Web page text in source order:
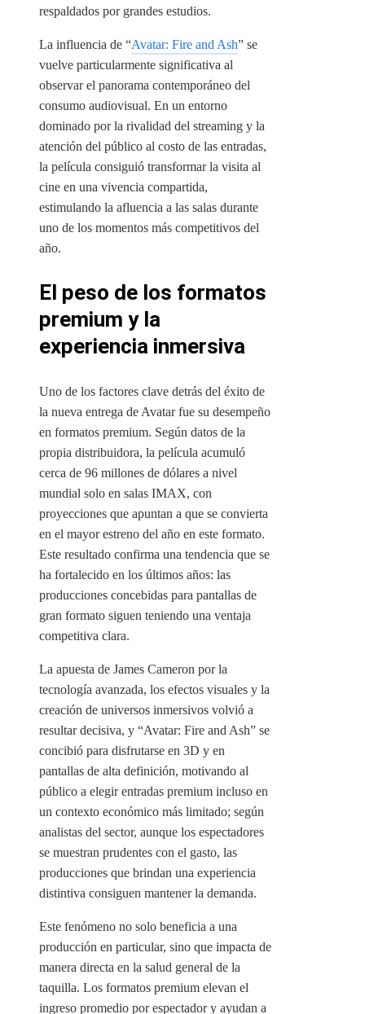
respaldados por grandes estudios.
La influencia de “Avatar: Fire and Ash” se
vuelve particularmente significativa al
observar el panorama contemporáneo del
consumo audiovisual. En un entorno
dominado por la rivalidad del streaming y la
atención del público al costo de las entradas,
la película consiguió transformar la visita al
cine en una vivencia compartida,
estimulando la afluencia a las salas durante
uno de los momentos más competitivos del
año.
El peso de los formatos
premium y la
experiencia inmersiva
Uno de los factores clave detrás del éxito de
la nueva entrega de Avatar fue su desempeño
en formatos premium. Según datos de la
propia distribuidora, la película acumuló
cerca de 96 millones de dólares a nivel
mundial solo en salas IMAX, con
proyecciones que apuntan a que se convierta
en el mayor estreno del año en este formato.
Este resultado confirma una tendencia que se
ha fortalecido en los últimos años: las
producciones concebidas para pantallas de
gran formato siguen teniendo una ventaja
competitiva clara.
La apuesta de James Cameron por la
tecnología avanzada, los efectos visuales y la
creación de universos inmersivos volvió a
resultar decisiva, y “Avatar: Fire and Ash” se
concibió para disfrutarse en 3D y en
pantallas de alta definición, motivando al
público a elegir entradas premium incluso en
un contexto económico más limitado; según
analistas del sector, aunque los espectadores
se muestran prudentes con el gasto, las
producciones que brindan una experiencia
distintiva consiguen mantener la demanda.
Este fenómeno no solo beneficia a una
producción en particular, sino que impacta de
manera directa en la salud general de la
taquilla. Los formatos premium elevan el
ingreso promedio por espectador y ayudan a